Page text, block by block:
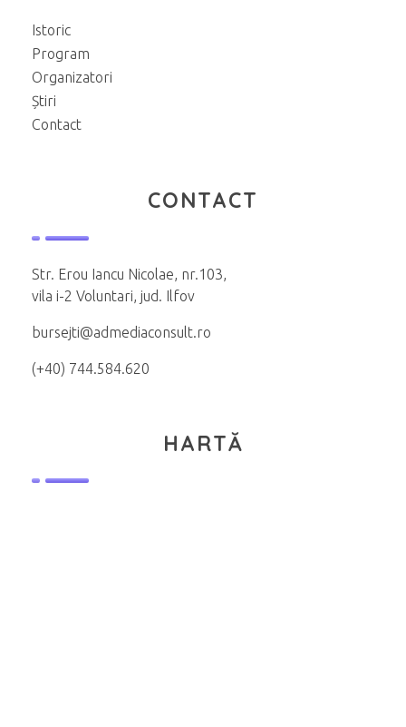
Istoric
Program
Organizatori
Știri
Contact
CONTACT
Str. Erou Iancu Nicolae, nr.103,
vila i-2 Voluntari, jud. Ilfov
bursejti@admediaconsult.ro
(+40) 744.584.620
HARTĂ